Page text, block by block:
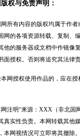
权与免责声明：
网所有内容的版权均属于作
网的各项资源转载、复制、
他的服务器或文档中作镜像
面授权。否则将追究其法律责
网授权使用作品的，应在
注明“来源：XXX（非北国
真实性负责。本网转载其他
本网视情况可立即将其撤除。